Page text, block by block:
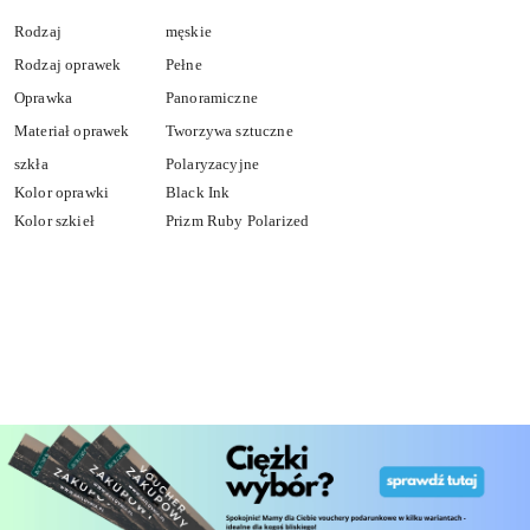
Rodzaj
męskie
Rodzaj oprawek
Pełne
Oprawka
Panoramiczne
Materiał oprawek
Tworzywa sztuczne
szkła
Polaryzacyjne
Kolor oprawki
Black Ink
Kolor szkieł
Prizm Ruby Polarized